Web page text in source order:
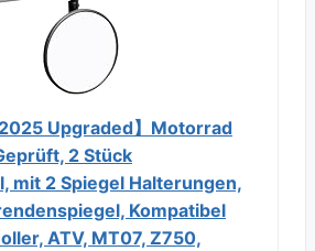
Upgraded】Motorrad
2 Stück
mit 2 Spiegel Halterungen,
Kompatibel
ATV, MT07, Z750,